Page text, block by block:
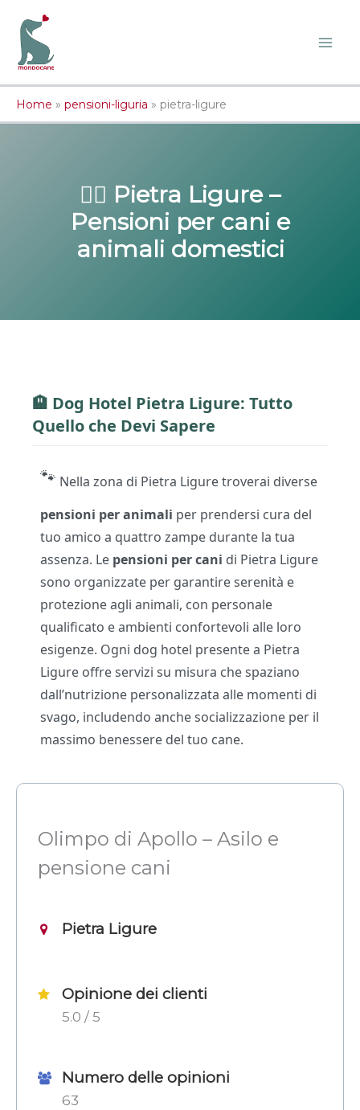
contenuto
Home » pensioni-liguria » pietra-ligure
🐕‍🦺 Pietra Ligure –
Pensioni per cani e
animali domestici
🏨 Dog Hotel Pietra Ligure: Tutto
Quello che Devi Sapere
🐾 Nella zona di Pietra Ligure troverai diverse
pensioni per animali per prendersi cura del
tuo amico a quattro zampe durante la tua
assenza. Le pensioni per cani di Pietra Ligure
sono organizzate per garantire serenità e
protezione agli animali, con personale
qualificato e ambienti confortevoli alle loro
esigenze. Ogni dog hotel presente a Pietra
Ligure offre servizi su misura che spaziano
dall’nutrizione personalizzata alle momenti di
svago, includendo anche socializzazione per il
massimo benessere del tuo cane.
Olimpo di Apollo – Asilo e
pensione cani
Pietra Ligure
Opinione dei clienti
5.0 / 5
Numero delle opinioni
63